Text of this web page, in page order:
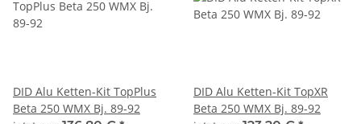
DID Alu Ketten-Kit TopPlus
Beta 250 WMX Bj. 89-92
DID Alu Ketten-Kit TopXR
Beta 250 WMX Bj. 89-92